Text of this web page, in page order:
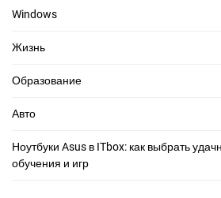
Windows
Жизнь
Образование
Авто
Ноутбуки Asus в ITbox: как выбрать
обучения и игр